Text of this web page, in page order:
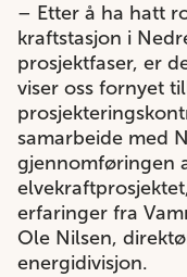
– Etter å ha hatt
kraftstasjon i
prosjektfaser, er
viser oss fornyet
samarbeide med
gjennomføringen
erfaringer fra
Ole Nilsen,
energidivisjon.